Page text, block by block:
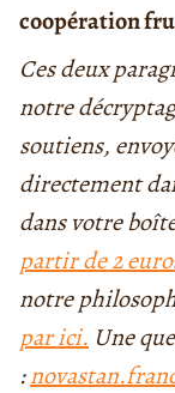
coopération
Ces deux
notre
soutiens,
directement
dans votre
partir de 2
notre
par ici. Une
: